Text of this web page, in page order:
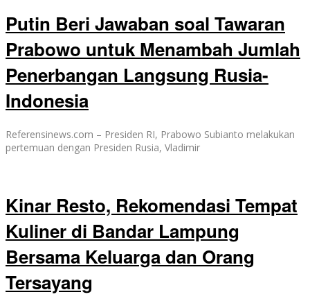
Putin Beri Jawaban soal Tawaran
Prabowo untuk Menambah Jumlah
Penerbangan Langsung Rusia-
Indonesia
Referensinews.com – Presiden RI, Prabowo Subianto melakukan
pertemuan dengan Presiden Rusia, Vladimir
Kinar Resto, Rekomendasi Tempat
Kuliner di Bandar Lampung
Bersama Keluarga dan Orang
Tersayang